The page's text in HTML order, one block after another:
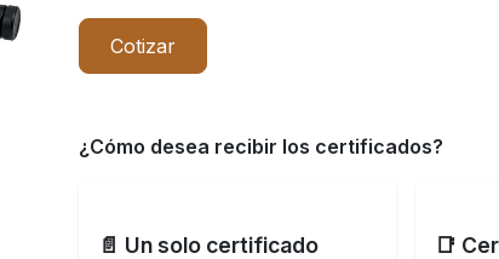
Cotizar
¿Cómo desea recibir los certificados?
📄 Un solo certificado 📑